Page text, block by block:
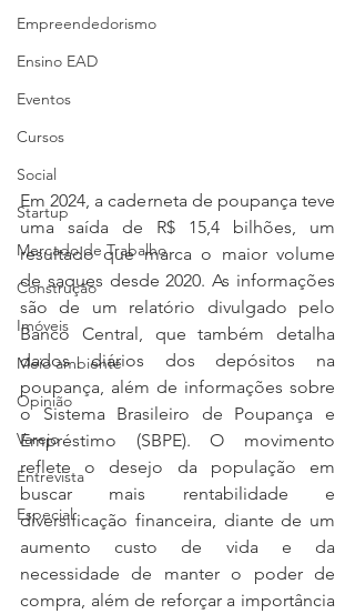
Empreendedorismo
Ensino EAD
Eventos
Cursos
Social
Startup
Mercado de Trabalho
Construção
Imóveis
Meio ambiente
Opinião
Varejo
Entrevista
Especial
Em 2024, a caderneta de poupança teve
uma saída de R$ 15,4 bilhões, um
resultado que marca o maior volume
de saques desde 2020. As informações
são de um relatório divulgado pelo
Banco Central, que também detalha
dados diários dos depósitos na
poupança, além de informações sobre
o Sistema Brasileiro de Poupança e
Empréstimo (SBPE). O movimento
reflete o desejo da população em
buscar mais rentabilidade e
diversificação financeira, diante de um
aumento custo de vida e da
necessidade de manter o poder de
compra, além de reforçar a importância